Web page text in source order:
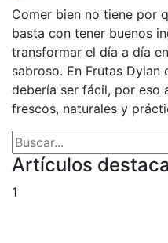
Comer bien no tiene por
basta con tener buenos
transformar el día a día
sabroso. En Frutas Dylan
debería ser fácil, por eso
frescos, naturales y
Artículos
1